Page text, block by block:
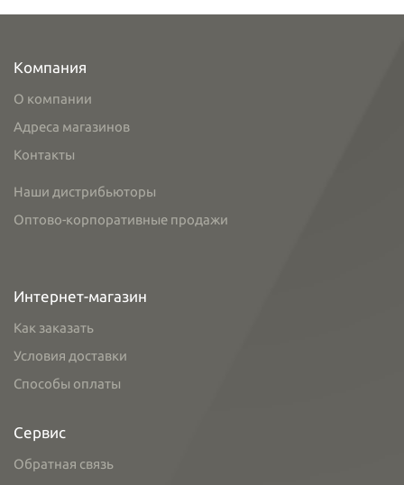
Компания
О компании
Адреса магазинов
Контакты
Наши дистрибьюторы
Оптово-корпоративные продажи
Интернет-магазин
Как заказать
Условия доставки
Способы оплаты
Сервис
Обратная связь